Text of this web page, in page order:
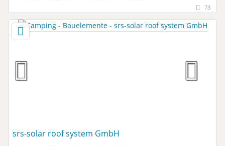
73
srs-solar roof system GmbH